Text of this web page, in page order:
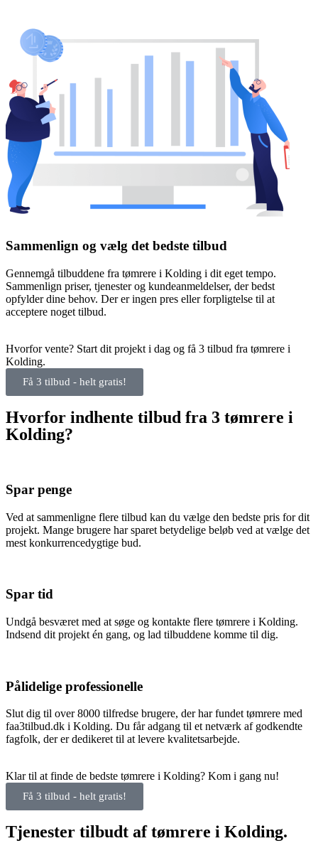
Sammenlign og vælg det bedste tilbud
Gennemgå tilbuddene fra tømrere i Kolding i dit eget tempo.
Sammenlign priser, tjenester og kundeanmeldelser, der bedst
opfylder dine behov. Der er ingen pres eller forpligtelse til at
acceptere noget tilbud.
Hvorfor vente? Start dit projekt i dag og få 3 tilbud fra tømrere i
Kolding.
Få 3 tilbud - helt gratis!
Hvorfor indhente tilbud fra 3 tømrere i
Kolding?
Spar penge
Ved at sammenligne flere tilbud kan du vælge den bedste pris for dit
projekt. Mange brugere har sparet betydelige beløb ved at vælge det
mest konkurrencedygtige bud.
Spar tid
Undgå besværet med at søge og kontakte flere tømrere i Kolding.
Indsend dit projekt én gang, og lad tilbuddene komme til dig.
Pålidelige professionelle
Slut dig til over 8000 tilfredse brugere, der har fundet tømrere med
faa3tilbud.dk i Kolding. Du får adgang til et netværk af godkendte
fagfolk, der er dedikeret til at levere kvalitetsarbejde.
Klar til at finde de bedste tømrere i Kolding? Kom i gang nu!
Få 3 tilbud - helt gratis!
Tjenester tilbudt af tømrere i Kolding.